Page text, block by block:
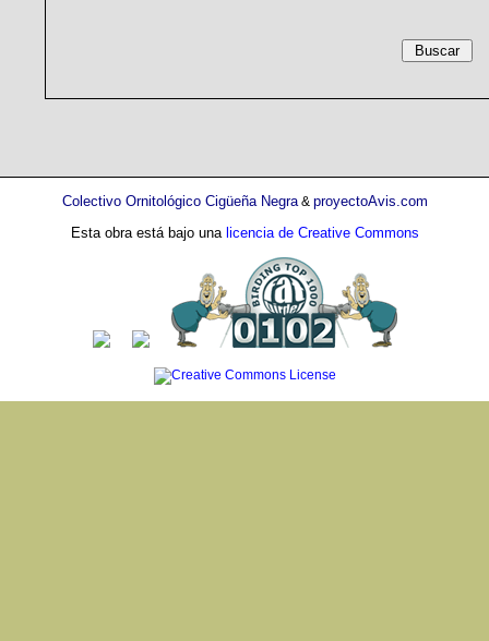
Colectivo Ornitológico Cigüeña Negra& proyectoAvis.com
Esta obra está bajo una licencia de Creative Commons